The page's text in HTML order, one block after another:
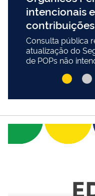
intencionais
contribuições
Consulta pública
atualização do
de POPs não